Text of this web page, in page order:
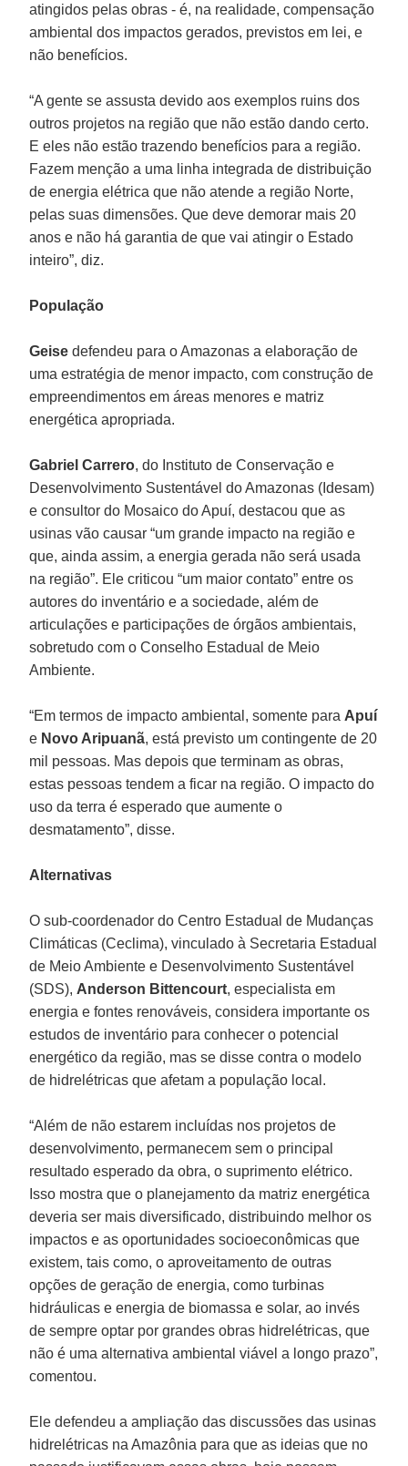
atingidos pelas obras - é, na realidade, compensação
ambiental dos impactos gerados, previstos em lei, e
não benefícios.
“A gente se assusta devido aos exemplos ruins dos
outros projetos na região que não estão dando certo.
E eles não estão trazendo benefícios para a região.
Fazem menção a uma linha integrada de distribuição
de energia elétrica que não atende a região Norte,
pelas suas dimensões. Que deve demorar mais 20
anos e não há garantia de que vai atingir o Estado
inteiro”, diz.
População
Geisedefendeu para o Amazonas a elaboração de
uma estratégia de menor impacto, com construção de
empreendimentos em áreas menores e matriz
energética apropriada.
Gabriel Carrero, do Instituto de Conservação e
Desenvolvimento Sustentável do Amazonas (Idesam)
e consultor do Mosaico do Apuí, destacou que as
usinas vão causar “um grande impacto na região e
que, ainda assim, a energia gerada não será usada
na região”. Ele criticou “um maior contato” entre os
autores do inventário e a sociedade, além de
articulações e participações de órgãos ambientais,
sobretudo com o Conselho Estadual de Meio
Ambiente.
“Em termos de impacto ambiental, somente para Apuí
e Novo Aripuanã, está previsto um contingente de 20
mil pessoas. Mas depois que terminam as obras,
estas pessoas tendem a ficar na região. O impacto do
uso da terra é esperado que aumente o
desmatamento”, disse.
Alternativas
O sub-coordenador do Centro Estadual de Mudanças
Climáticas (Ceclima), vinculado à Secretaria Estadual
de Meio Ambiente e Desenvolvimento Sustentável
(SDS), Anderson Bittencourt, especialista em
energia e fontes renováveis, considera importante os
estudos de inventário para conhecer o potencial
energético da região, mas se disse contra o modelo
de hidrelétricas que afetam a população local.
“Além de não estarem incluídas nos projetos de
desenvolvimento, permanecem sem o principal
resultado esperado da obra, o suprimento elétrico.
Isso mostra que o planejamento da matriz energética
deveria ser mais diversificado, distribuindo melhor os
impactos e as oportunidades socioeconômicas que
existem, tais como, o aproveitamento de outras
opções de geração de energia, como turbinas
hidráulicas e energia de biomassa e solar, ao invés
de sempre optar por grandes obras hidrelétricas, que
não é uma alternativa ambiental viável a longo prazo”,
comentou.
Ele defendeu a ampliação das discussões das usinas
hidrelétricas na Amazônia para que as ideias que no